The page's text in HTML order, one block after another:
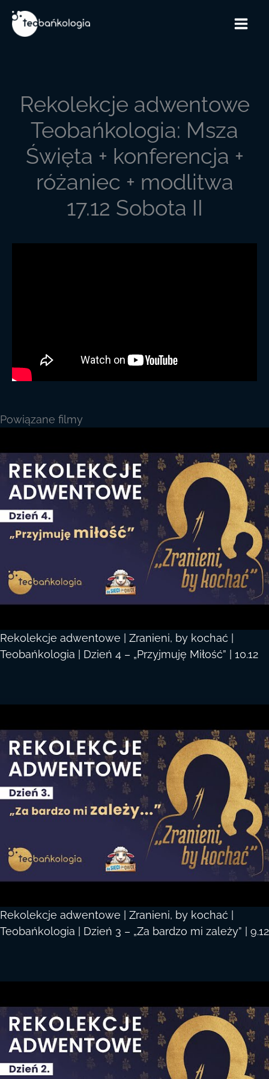
do
treści
Rekolekcje adwentowe
Teobańkologia: Msza
Święta + konferencja +
różaniec + modlitwa
17.12 Sobota II
Powiązane filmy
Rekolekcje adwentowe | Zranieni, by kochać |
Teobańkologia | Dzień 4 – „Przyjmuję Miłość” | 10.12
Rekolekcje adwentowe | Zranieni, by kochać |
Teobańkologia | Dzień 3 – „Za bardzo mi zależy” | 9.12